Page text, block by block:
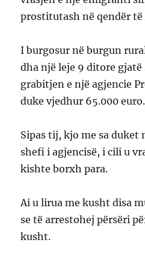
prostitutash në qendër të
I burgosur në burgun
dha një leje 9 ditore gjatë
grabitjen e një agjencie
duke vjedhur 65.000 euro.
Sipas tij, kjo me sa duket
shefi i agjencisë, i cili u
kishte borxh para.
Ai u lirua me kusht disa
se të arrestohej përsëri
kusht.